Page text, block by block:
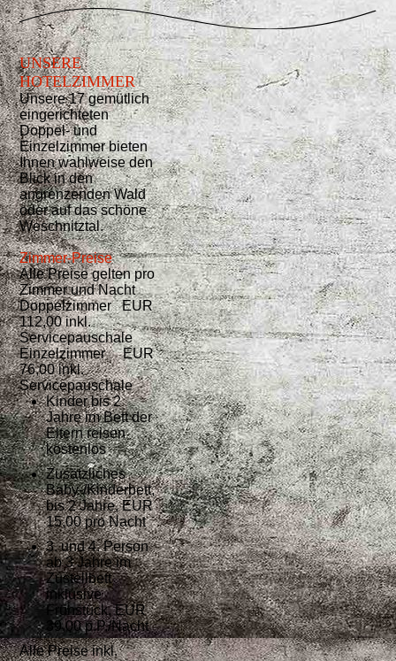
UNSERE
HOTELZIMMER
Unsere 17 gemütlich
eingerichteten
Doppel- und
Einzelzimmer bieten
Ihnen wahlweise den
Blick in den
angrenzenden Wald
oder auf das schöne
Weschnitztal.
Zimmer-Preise
Alle Preise gelten pro
Zimmer und Nacht
DoppelzimmerEUR
112,00 inkl.
Servicepauschale
EinzelzimmerEUR
76,00 inkl.
Servicepauschale
Kinder bis 2
Jahre im Bett der
Eltern reisen
kostenlos
Zusätzliches
Baby-/Kinderbett,
bis 2 Jahre, EUR
15,00 pro Nacht
3. und 4. Person
ab 3 Jahre im
Zustellbett
inklusive
Frühstück, EUR
39,00 p.P./Nacht
Alle Preise inkl.
Doppelzimmer